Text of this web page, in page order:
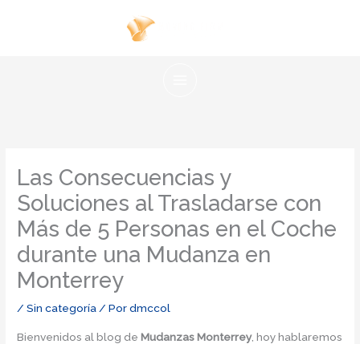
Las Consecuencias y
Soluciones al Trasladarse con
Más de 5 Personas en el Coche
durante una Mudanza en
Monterrey
/Sin categoría/ Pordmccol
Bienvenidos al blog deMudanzas Monterrey, hoy hablaremos